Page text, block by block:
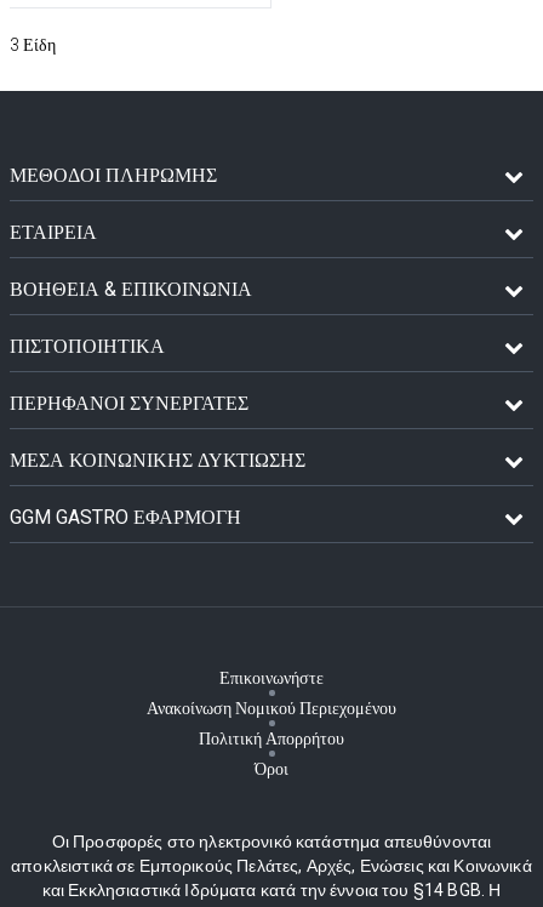
3 Είδη
ΜΈΘΟΔΟΙ ΠΛΗΡΩΜΉΣ
ΕΤΑΙΡΕΙΑ
ΒΟΗΘΕΙΑ & ΕΠΙΚΟΙΝΩΝΙΑ
ΠΙΣΤΟΠΟΙΗΤΙΚΆ
ΠΕΡΉΦΑΝΟΙ ΣΥΝΕΡΓΆΤΕΣ
ΜΈΣΑ ΚΟΙΝΩΝΙΚΉΣ ΔΥΚΤΊΩΣΗΣ
GGM GASTRO ΕΦΑΡΜΟΓΉ
Επικοινωνήστε
Ανακοίνωση Νομικού Περιεχομένου
Πολιτική Απορρήτου
Όροι
Οι Προσφορές στο ηλεκτρονικό κατάστημα απευθύνονται
αποκλειστικά σε Εμπορικούς Πελάτες, Αρχές, Ενώσεις και Κοινωνικά
και Εκκλησιαστικά Ιδρύματα κατά την έννοια του §14 BGB. Η